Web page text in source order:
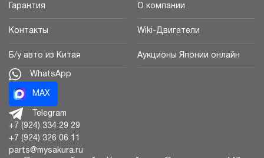
Гарантия О компании
Контакты Wiki-Двигатели
Б/у авто из Китая Аукционы Японии онлайн
WhatsApp
MAX
Telegram
+7 (924) 334 29 29
+7 (924) 326 06 11
parts@mysakura.ru